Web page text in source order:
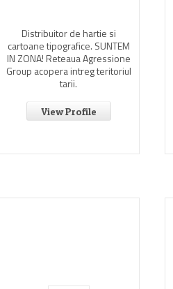
Distribuitor de hartie si
cartoane tipografice. SUNTEM
IN ZONA! Reteaua Agressione
Group acopera intreg teritoriul
tarii.
View Profile